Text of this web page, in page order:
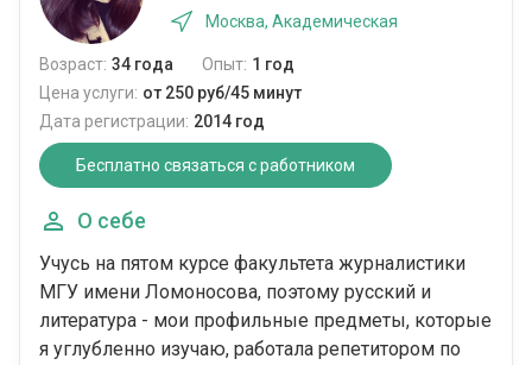
Москва, Академическая
Возраст: 34 года Опыт: 1 год
Цена услуги: от 250 руб/45 минут
Дата регистрации: 2014 год
Бесплатно связаться с работником
О себе
Учусь на пятом курсе факультета журналистики
МГУ имени Ломоносова, поэтому русский и
литература - мои профильные предметы, которые
я углубленно изучаю, работала репетитором по